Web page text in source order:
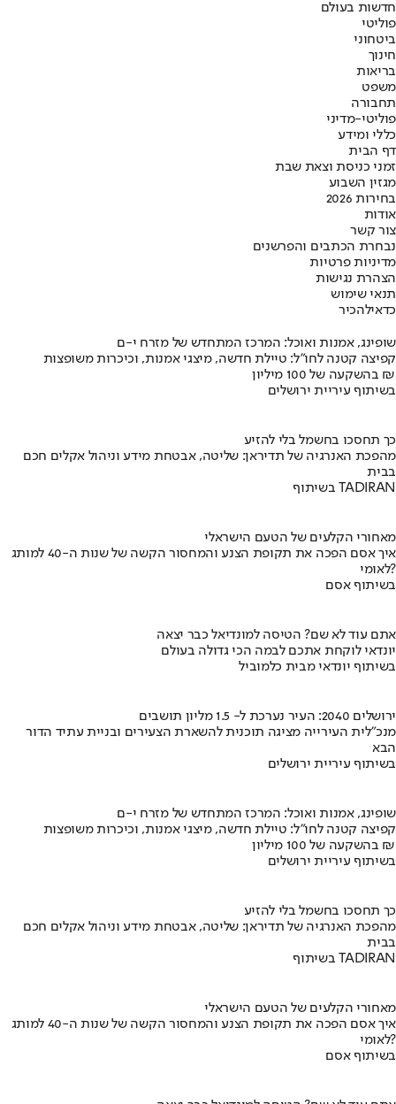
חדשות בעולם
פוליטי
ביטחוני
חינוך
בריאות
משפט
תחבורה
פוליטי-מדיני
כללי ומידע
דף הבית
זמני כניסת וצאת שבת
מגזין השבוע
בחירות 2026
אודות
צור קשר
נבחרת הכתבים והפרשנים
מדיניות פרטיות
הצהרת נגישות
תנאי שימוש
כדאילהכיר
שופינג, אמנות ואוכל: המרכז המתחדש של מזרח י-ם
קפיצה קטנה לחו"ל: טיילת חדשה, מיצגי אמנות, וכיכרות משופצות
בהשקעה של 100 מיליון ₪
בשיתוף עיריית ירושלים
כך תחסכו בחשמל בלי להזיע
מהפכת האנרגיה של תדיראן: שליטה, אבטחת מידע וניהול אקלים חכם
בבית
בשיתוף TADIRAN
מאחורי הקלעים של הטעם הישראלי
איך אסם הפכה את תקופת הצנע והמחסור הקשה של שנות ה-40 למותג
לאומי?
בשיתוף אסם
אתם עוד לא שם? הטיסה למונדיאל כבר יצאה
יונדאי לוקחת אתכם לבמה הכי גדולה בעולם
בשיתוף יונדאי מבית כלמוביל
ירושלים 2040: העיר נערכת ל- 1.5 מליון תושבים
מנכ"לית העירייה מציגה תוכנית להשארת הצעירים ובניית עתיד הדור
הבא
בשיתוף עיריית ירושלים
שופינג, אמנות ואוכל: המרכז המתחדש של מזרח י-ם
קפיצה קטנה לחו"ל: טיילת חדשה, מיצגי אמנות, וכיכרות משופצות
בהשקעה של 100 מיליון ₪
בשיתוף עיריית ירושלים
כך תחסכו בחשמל בלי להזיע
מהפכת האנרגיה של תדיראן: שליטה, אבטחת מידע וניהול אקלים חכם
בבית
בשיתוף TADIRAN
מאחורי הקלעים של הטעם הישראלי
איך אסם הפכה את תקופת הצנע והמחסור הקשה של שנות ה-40 למותג
לאומי?
בשיתוף אסם